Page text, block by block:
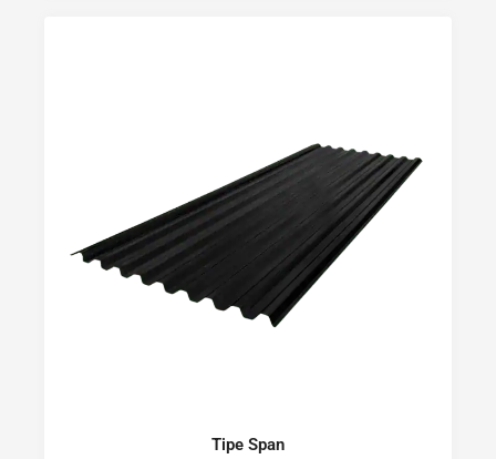
Tipe Span